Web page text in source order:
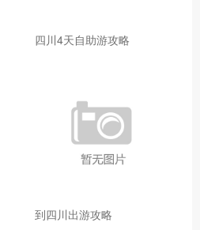
四川4天自助游攻略
到四川出游攻略